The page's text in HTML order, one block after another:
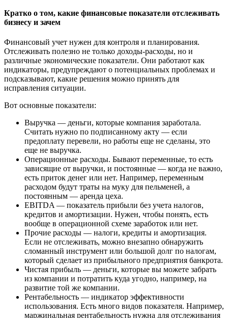
Кратко о том, какие финансовые показатели отслеживать
бизнесу и зачем
Финансовый учет нужен для контроля и планирования.
Отслеживать полезно не только доходы-расходы, но и
различные экономические показатели. Они работают как
индикаторы, предупреждают о потенциальных проблемах и
подсказывают, какие решения можно принять для
исправления ситуации.
Вот основные показатели:
Выручка — деньги, которые компания заработала.
Считать нужно по подписанному акту — если
предоплату перевели, но работы еще не сделаны, это
еще не выручка.
Операционные расходы. Бывают переменные, то есть
зависящие от выручки, и постоянные — когда не важно,
есть приток денег или нет. Например, переменным
расходом будут траты на муку для пельменей, а
постоянным — аренда цеха.
EBITDA — показатель прибыли без учета налогов,
кредитов и амортизации. Нужен, чтобы понять, есть
вообще в операционной схеме заработок или нет.
Прочие расходы — налоги, кредиты и амортизация.
Если не отслеживать, можно внезапно обнаружить
сломанный инструмент или большой долг по налогам,
который сделает из прибыльного предприятия банкрота.
Чистая прибыль — деньги, которые вы можете забрать
из компании и потратить куда угодно, например, на
развитие той же компании.
Рентабельность — индикатор эффективности
использования. Есть много видов показателя. Например,
маржинальная рентабельность нужна для отслеживания